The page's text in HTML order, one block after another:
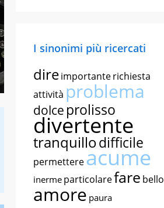
I sinonimi più ricercati
direimportanterichiesta
attività problema
dolce prolisso
divertente
tranquillodifficile
permettereacume
inerme particolarefare bello
amore paura